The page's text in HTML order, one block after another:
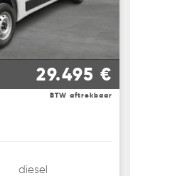
29.495 €
BTW aftrekbaar
diesel